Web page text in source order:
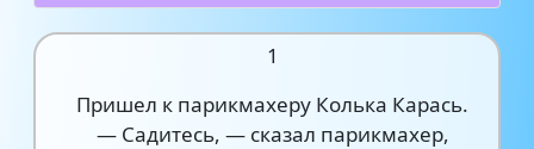
1
Пришел к парикмахеру Колька Карась.
— Садитесь, — сказал парикмахер,